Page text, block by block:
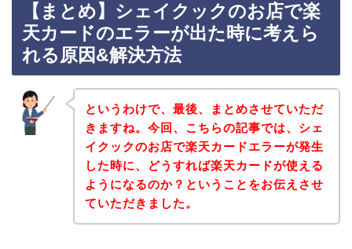
【まとめ】シェイクックのお店で楽
天カードのエラーが出た時に考えら
れる原因&解決方法
というわけで、最後、まとめさせていただ
きますね。今回、こちらの記事では、シェ
イクックのお店で楽天カードエラーが発生
した時に、どうすれば楽天カードが使える
ようになるのか？ということをお伝えさせ
ていただきました。